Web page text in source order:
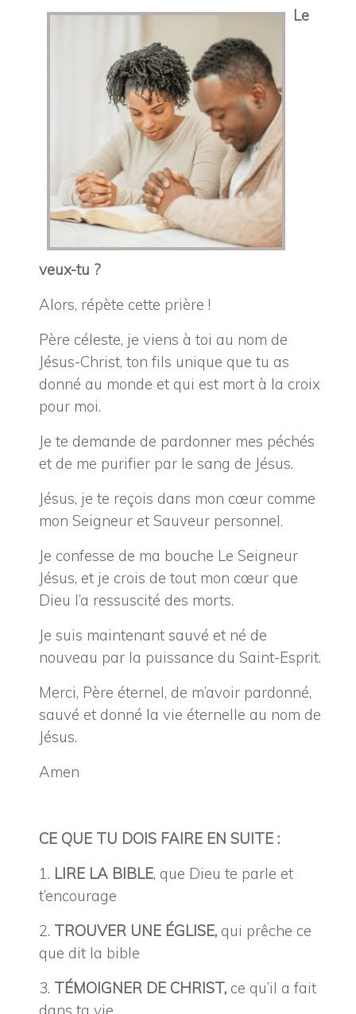
Le
veux-tu ?
Alors, répète cette prière !
Père céleste, je viens à toi au nom de
Jésus-Christ, ton fils unique que tu as
donné au monde et qui est mort à la croix
pour moi.
Je te demande de pardonner mes péchés
et de me purifier par le sang de Jésus.
Jésus, je te reçois dans mon cœur comme
mon Seigneur et Sauveur personnel.
Je confesse de ma bouche Le Seigneur
Jésus, et je crois de tout mon cœur que
Dieu l’a ressuscité des morts.
Je suis maintenant sauvé et né de
nouveau par la puissance du Saint-Esprit.
Merci, Père éternel, de m’avoir pardonné,
sauvé et donné la vie éternelle au nom de
Jésus.
Amen
CE QUE TU DOIS FAIRE EN SUITE :
1. LIRE LA BIBLE, que Dieu te parle et
t’encourage
2. TROUVER UNE ÉGLISE, qui prêche ce
que dit la bible
3. TÉMOIGNER DE CHRIST, ce qu’il a fait